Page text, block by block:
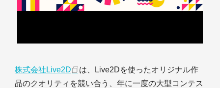
株式会社Live2D
は、Live2Dを使ったオリジナル作
品のクオリティを競い合う、年に一度の大型コンテス